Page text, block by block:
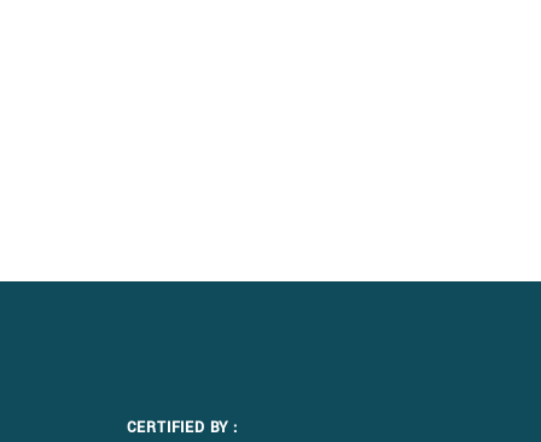
CERTIFIED BY :